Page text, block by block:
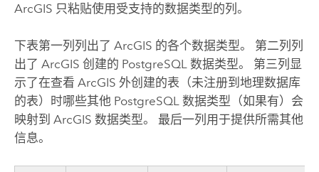
ArcGIS 只粘贴使用受支持的数据类型的列。
下表第一列列出了 ArcGIS 的各个数据类型。 第二列列
出了 ArcGIS 创建的 PostgreSQL数据类型。 第三列显
示了在查看 ArcGIS 外创建的表（未注册到地理数据库
的表）时哪些其他 PostgreSQL数据类型（如果有）会
映射到 ArcGIS 数据类型。 最后一列用于提供所需其他
信息。